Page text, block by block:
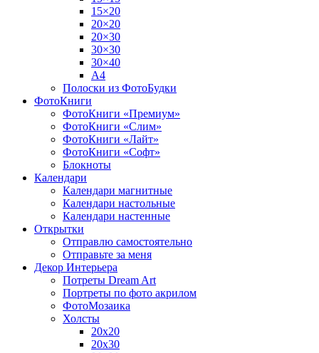
15×20
20×20
20×30
30×30
30×40
A4
Полоски из ФотоБудки
ФотоКниги
ФотоКниги «Премиум»
ФотоКниги «Слим»
ФотоКниги «Лайт»
ФотоКниги «Софт»
Блокноты
Календари
Календари магнитные
Календари настольные
Календари настенные
Открытки
Отправлю самостоятельно
Отправьте за меня
Декор Интерьера
Потреты Dream Art
Портреты по фото акрилом
ФотоМозаика
Холсты
20х20
20х30